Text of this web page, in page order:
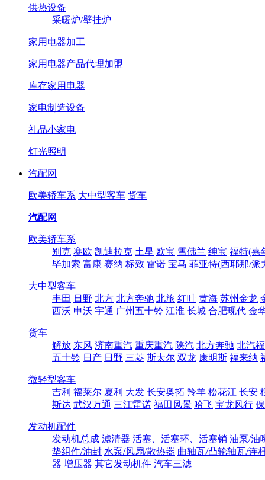
供热设备
采暖炉/壁挂炉
家用电器加工
家用电器产品代理加盟
库存家用电器
家电制造设备
礼品小家电
灯光照明
汽配网
欧美轿车系 大中型客车 货车
汽配网
欧美轿车系
别克 赛欧 凯迪拉克 土星 欧宝 雪佛兰 绅宝 福特(嘉
毕加索 富康 赛纳 标致 雷诺 宝马 菲亚特(西耶那/派
大中型客车
丰田 日野 北方 北方奔驰 北旅 红叶 黄海 苏州金龙
西沃 申沃 宇通 广州五十铃 江淮 长城 合肥现代 金
货车
解放 东风 济南重汽 重庆重汽 陕汽 北方奔驰 北汽
五十铃 日产 日野 三菱 斯太尔 双龙 康明斯 福来纳
微轻型客车
吉利 福莱尔 夏利 大发 长安奥拓 羚羊 松花江 长安
斯达 武汉万通 三江雷诺 福田风景 哈飞 宝龙风行
发动机配件
发动机总成 滤清器 活塞、活塞环、活塞销 油泵/油
垫组件/油封 水泵/风扇/散热器 曲轴瓦/凸轮轴瓦/连
器 增压器 其它发动机件 汽车三滤